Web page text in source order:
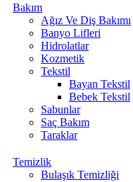
Bakım
Ağız Ve Diş Bakımı
Banyo Lifleri
Hidrolatlar
Kozmetik
Tekstil
Bayan Tekstil
Bebek Tekstil
Sabunlar
Saç Bakım
Taraklar
Temizlik
Bulaşık Temizliği